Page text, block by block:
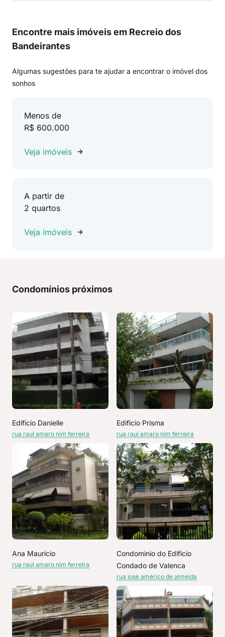
Encontre mais imóveis em Recreio dos
Bandeirantes
Algumas sugestões para te ajudar a encontrar o imóvel dos
sonhos
Menos de
R$ 600.000
Veja imóveis
A partir de
2 quartos
Veja imóveis
Condomínios próximos
Edificio Danielle
rua raul amaro nim ferreira
Edificio Prisma
rua raul amaro nim ferreira
Ana Maurício
rua raul amaro nim ferreira
Condominio do Edificio
Condado de Valenca
rua josé américo de almeida